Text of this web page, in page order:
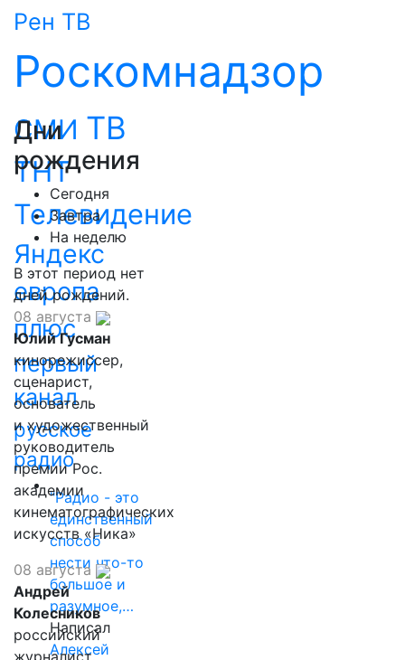
Рен ТВ
Роскомнадзор
СМИ ТВ
ТНТ
Телевидение
Яндекс
европа
плюс
первый
канал
русское
радио
"Радио - это
единственный
способ
нести что-то
большое и
разумное,…
Написал
Алексей
Дни
рождения
Сегодня
Завтра
На неделю
В этот период нет
дней рождений.
08 августа
Юлий Гусман
кинорежиссер,
сценарист,
основатель
и художественный
руководитель
премии Рос.
академии
кинематографических
искусств «Ника»
08 августа
Андрей
Колесников
российский
журналист,